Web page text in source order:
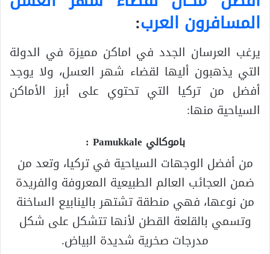
المسافرون العرب:
يرغب العرسان الجدد في اماكن مميزة في الدولة
التي يذهبون أليها لقضاء شهر العسل، ولا يوجد
أفضل من تركيا التي تحتوي على أبرز الأماكن
السياحية منها:
باموكالي Pamukkale :
من أفضل الوجهات السياحية في تركيا، وتعد من
ضمن العجائب العالم الطبيعية المعروفة والفريدة
من نوعها، فهي منطقة تشتهر بالينابيع الساخنة
وتسمي بالقلعة القطن لأنها تتشكل على شكل
مدرجات صخرية شديدة البياض.